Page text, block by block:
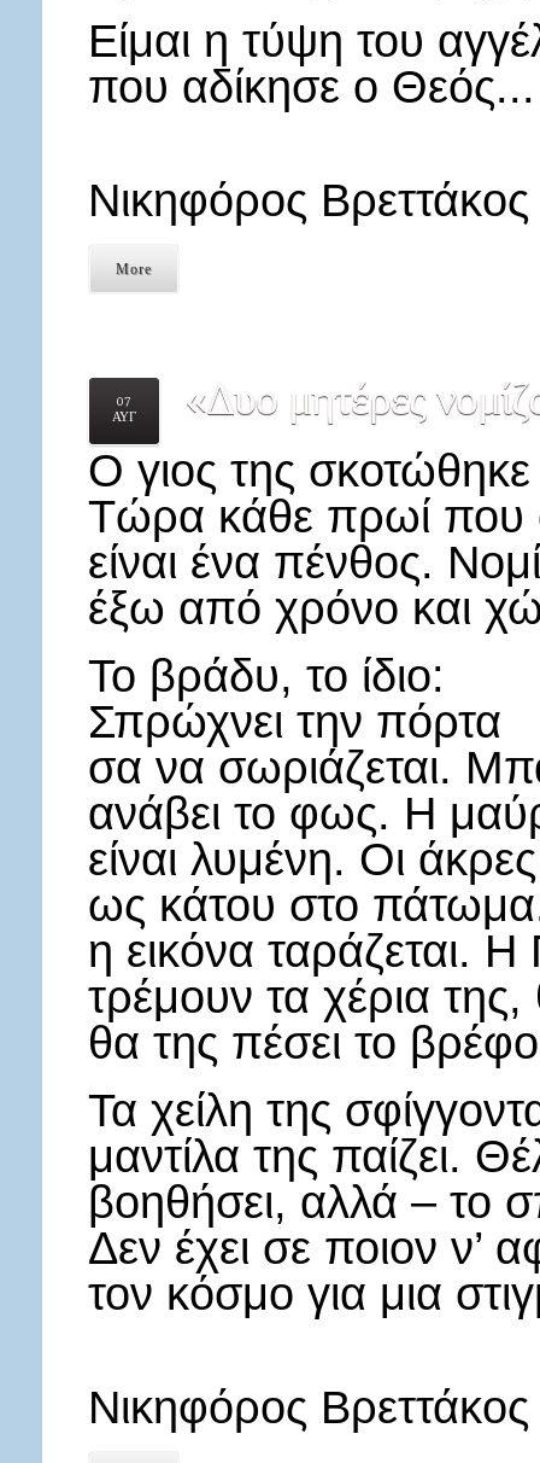
Είμαι η τύψη του
που αδίκησε ο Θεός...
Νικηφόρος Βρεττάκος
More
07
ΑΥΓ
«Δυο μητέρες
Ο γιος της σκοτώθηκε
Τώρα κάθε πρωί που
είναι ένα πένθος.
έξω από χρόνο και
Το βράδυ, το ίδιο:
Σπρώχνει την πόρτα
σα να σωριάζεται.
ανάβει το φως. Η
είναι λυμένη. Οι
ως κάτου στο πάτωμα.
η εικόνα ταράζεται.
τρέμουν τα χέρια
θα της πέσει το
Τα χείλη της
μαντίλα της παίζει.
βοηθήσει, αλλά – το
Δεν έχει σε ποιον ν’
τον κόσμο για μια
Νικηφόρος Βρεττάκος